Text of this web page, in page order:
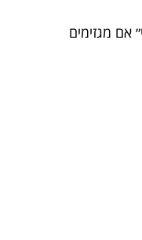
אם מגזימים